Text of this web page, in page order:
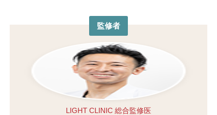
監修者
LIGHT CLINIC 総合監修医